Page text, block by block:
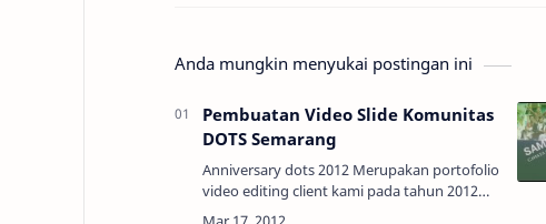
Anda mungkin menyukai postingan ini
Pembuatan Video Slide Komunitas
DOTS Semarang
Anniversary dots 2012 Merupakan portofolio
video editing client kami pada tahun 2012
untuk display video ulang tahun komunitas